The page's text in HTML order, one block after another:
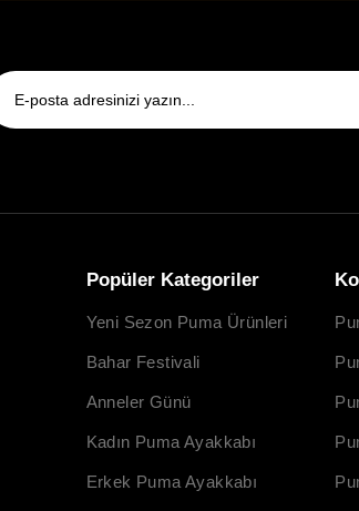
Popüler Kategoriler
Yeni Sezon Puma Ürünleri
Bahar Festivali
Anneler Günü
Kadın Puma Ayakkabı
Erkek Puma Ayakkabı